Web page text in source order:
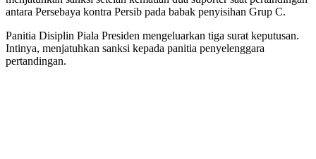
antara Persebaya kontra Persib pada babak penyisihan Grup C.
Panitia Disiplin Piala Presiden mengeluarkan tiga surat keputusan.
Intinya, menjatuhkan sanksi kepada panitia penyelenggara
pertandingan.